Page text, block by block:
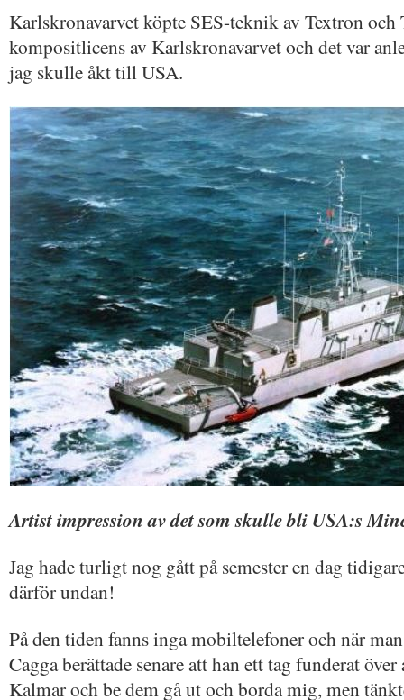
Karlskronavarvet köpte SES-teknik av Textron och
kompositlicens av Karlskronavarvet och det var
jag skulle åkt till USA.
Artist impression av det som skulle bli USA:s
Jag hade turligt nog gått på semester en dag
därför undan!
På den tiden fanns inga mobiltelefoner och när
Cagga berättade senare att han ett tag funderat
Kalmar och be dem gå ut och borda mig, men